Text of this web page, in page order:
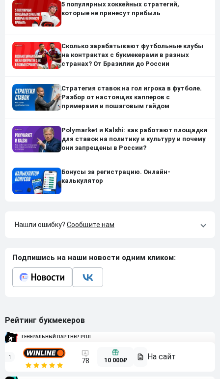
5 популярных хоккейных стратегий,
которые не принесут прибыль
Сколько зарабатывают футбольные клубы
на контрактах с букмекерами в разных
странах? От Бразилии до России
Стратегия ставок на гол игрока в футболе.
Разбор от настоящих капперов с
примерами и пошаговым гайдом
Polymarket и Kalshi: как работают площадки
для ставок на политику и культуру и почему
они запрещены в России?
Бонусы за регистрацию. Онлайн-
калькулятор
Нашли ошибку? Сообщите нам
Подпишись на наши новости одним кликом:
Рейтинг букмекеров
ГЕНЕРАЛЬНЫЙ ПАРТНЕР РПЛ
1 78 10 000₽